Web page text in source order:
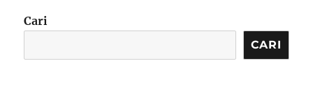
Cari
CARI